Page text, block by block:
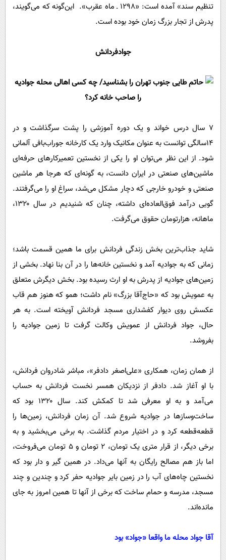
تنظیم سند» آمده است: «۱۲۹۸‌ ـ ماه عقرب». این‌گونه که می‌گویند،
پدرش از تجار بزرگ زمان خود بوده است.
جوادفردانش
‌۷ سال درس خواند و یک دوره آموزشی را پشت سرگذاشت و در
۱۴سالگی توانست به عنوان مکانیک وارد یک کارخانه جوراب‌بافی آلمانی
شود. از این نظر می‌توان او را یکی از نخستین تعمیرکارهای حرفه‌ای
ماشین‌های صنعتی در ایران دانست، به گونه‌ای که هرجا هر ماشین
صنعتی و خودرو خارجی که دچار مشکل می‌شد، سراغ او را می‌گرفتند.
گویی درآمد فوق‌العاده‌ای داشته، چنان که شنیدیم در سال ۱۳۲۰،
ماهانه، هزارتومان حقوق می‌گرفت.
شاید جذاب‌ترین بخش زندگی فردانش برای ما همین قسمت باشد؛
زمانی که به جوادیه آمد و نخستین خانه‌ها را در آن بنا نهاد. بخشی از
زمین‌های جوادیه از پدرش به او ارث رسیده بود. بخش دیگرش متعلق
به عمویش بود که «حاج‌آقا بزرگ» نام داشت؛ همو که هنوز هم قاب
عکسش روی دیوار کفشداری مسجد فردانش آویخته ‌است. به هر
حال، جواد فردانش از عمویش وکالت گرفت تا زمین‌ جوادیه را
بفروشد.
از همان زمان، همکاری «علی‌اصغر دادفر»، مباشر شادروان فردانش،
با او آغاز شد. دادفر از نزدیکان همسر نخست فردانش به حساب
می‌آمد و به او معرفی شد تا کمکش کند. سال ۱۳۲۰ بود که
ساخت‌وسازها در جوادیه شروع شد. آن زمان فردانش، زمین‌ها را
قطعه‌قطعه کرد و در اختیار مردم گذاشت. به برخی می‌بخشید و به
برخی دیگر، از قرار متری یک تومان، ۲ تومان و ۵ تومان می‌فروخت،
اما باز هم مصالح رایگان به آنها می‌داد. در همین گیر و دار بود که
نخستین چاه‌های آب را در زمین بایر جوادیه حفر کرد و چندین و چند
مسجد، مدرسه و حمام ساخت که برخی از آنها تا همین امروز به جای
مانده‌اند.
آقا جواد محله‌ ما واقعا «جواد» بود